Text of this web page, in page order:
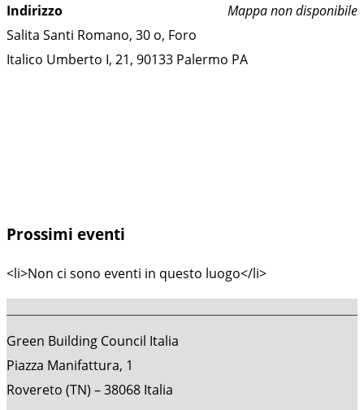
Mappa non disponibile
Indirizzo
Salita Santi Romano, 30 o, Foro
Italico Umberto I, 21, 90133 Palermo PA
Prossimi eventi
<li>Non ci sono eventi in questo luogo</li>
Green Building Council Italia
Piazza Manifattura, 1
Rovereto (TN) – 38068 Italia